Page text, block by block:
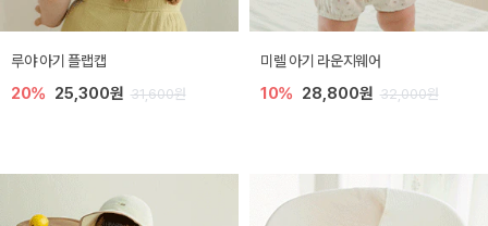
루야 아기 플랩캡
20% 25,300원 31,600원
미렐 아기 라운지웨어
10% 28,800원 32,000원